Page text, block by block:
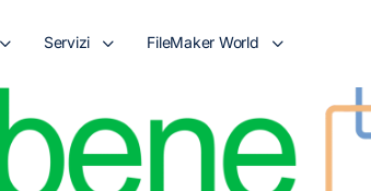
Servizi FileMaker World